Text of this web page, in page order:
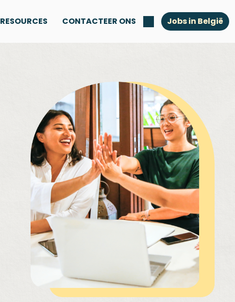
RESOURCES CONTACTEER ONS Jobs in België